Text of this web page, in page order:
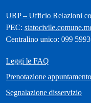
URP – Ufficio Relazioni
PEC:
Centralino unico: 099
Leggi le FAQ
Prenotazione appuntamento
Segnalazione disservizio